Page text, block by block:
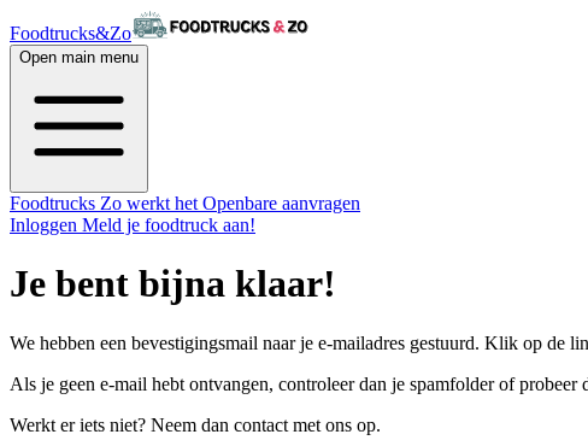
Foodtrucks&Zo
Open main menu
Foodtrucks Zo werkt het Openbare aanvragen
Inloggen Meld je foodtruck aan!
Je bent bijna klaar!
We hebben een bevestigingsmail naar je e-mailadres gestuurd. Klik op de
Als je geen e-mail hebt ontvangen, controleer dan je spamfolder of probeer
Werkt er iets niet? Neem dan contact met ons op.